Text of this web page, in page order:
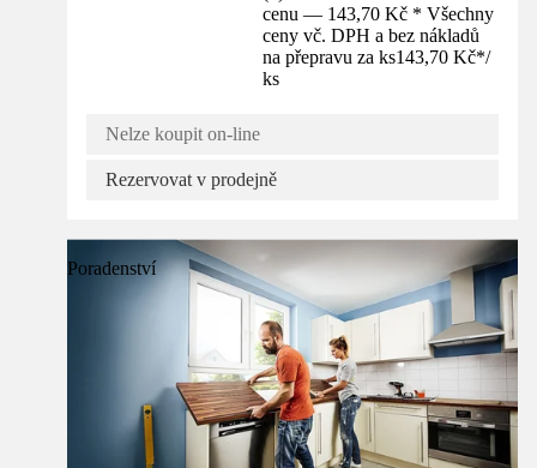
cenu — 143,70 Kč * Všechny
ceny vč. DPH a bez nákladů
na přepravu za ks143,70 Kč*/
ks
Nelze koupit on-line
Rezervovat v prodejně
Poradenství